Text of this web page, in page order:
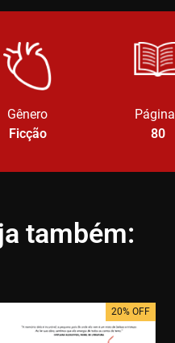
Gênero
Ficção
80
também:
20% OFF